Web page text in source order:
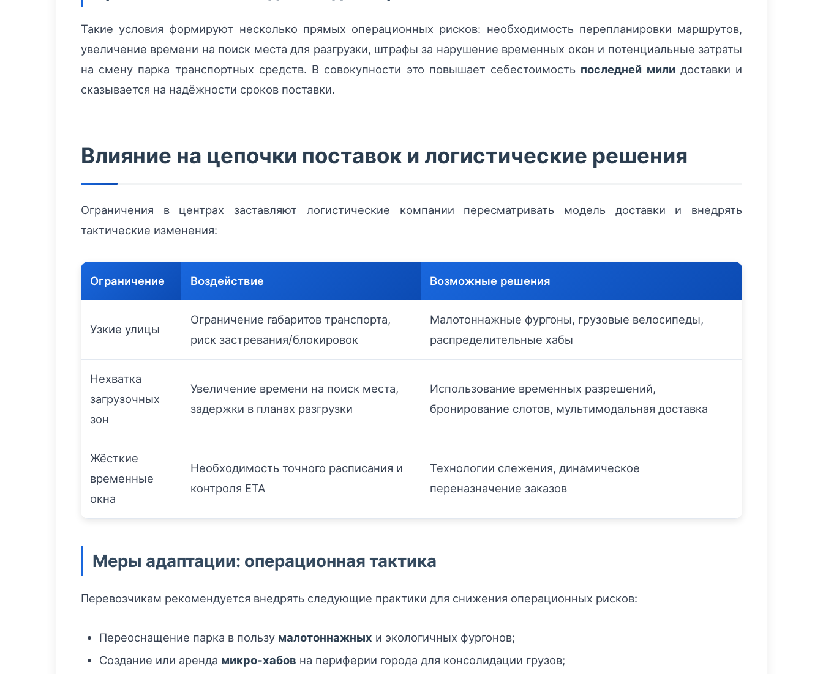
Такие условия формируют несколько прямых операционных рисков: необходимость перепланировки маршрутов,
увеличение времени на поиск места для разгрузки, штрафы за нарушение временных окон и потенциальные затраты
на смену парка транспортных средств. В совокупности это повышает себестоимость последней мили доставки и
сказывается на надёжности сроков поставки.
Влияние на цепочки поставок и логистические решения
Ограничения в центрах заставляют логистические компании пересматривать модель доставки и внедрять
тактические изменения:
Ограничение Воздействие Возможные решения
Узкие улицы
Ограничение габаритов транспорта,
риск застревания/блокировок
Малотоннажные фургоны, грузовые велосипеды,
распределительные хабы
Нехватка
загрузочных
зон
Увеличение времени на поиск места,
задержки в планах разгрузки
Использование временных разрешений,
бронирование слотов, мультимодальная доставка
Жёсткие
временные
окна
Необходимость точного расписания и
контроля ETA
Технологии слежения, динамическое
переназначение заказов
Меры адаптации: операционная тактика
Перевозчикам рекомендуется внедрять следующие практики для снижения операционных рисков:
Переоснащение парка в пользу малотоннажных и экологичных фургонов;
Создание или аренда микро‑хабов на периферии города для консолидации грузов;